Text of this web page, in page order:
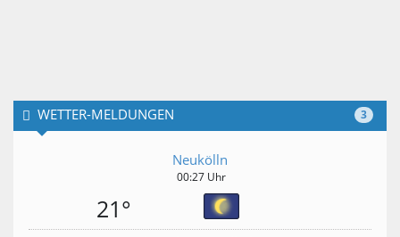
3
WETTER-MELDUNGEN
Neukölln
00:27 Uhr
21°